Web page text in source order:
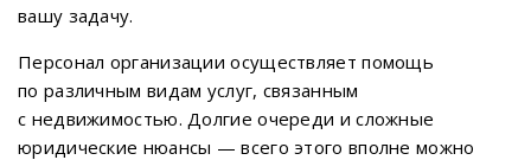
вашу задачу.
Персонал организации осуществляет помощь
по различным видам услуг, связанным
с недвижимостью. Долгие очереди и сложные
юридические нюансы — всего этого вполне можно